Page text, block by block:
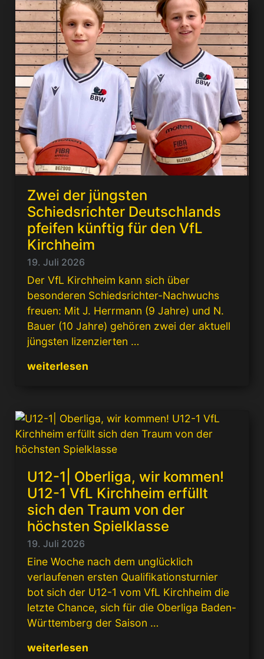
Zwei der jüngsten
Schiedsrichter Deutschlands
pfeifen künftig für den VfL
Kirchheim
19. Juli 2026
Der VfL Kirchheim kann sich über
besonderen Schiedsrichter-Nachwuchs
freuen: Mit J. Herrmann (9 Jahre) und N.
Bauer (10 Jahre) gehören zwei der aktuell
jüngsten lizenzierten …
weiterlesen
U12-1| Oberliga, wir kommen!
U12-1 VfL Kirchheim erfüllt
sich den Traum von der
höchsten Spielklasse
19. Juli 2026
Eine Woche nach dem unglücklich
verlaufenen ersten Qualifikationsturnier
bot sich der U12-1 vom VfL Kirchheim die
letzte Chance, sich für die Oberliga Baden-
Württemberg der Saison …
weiterlesen